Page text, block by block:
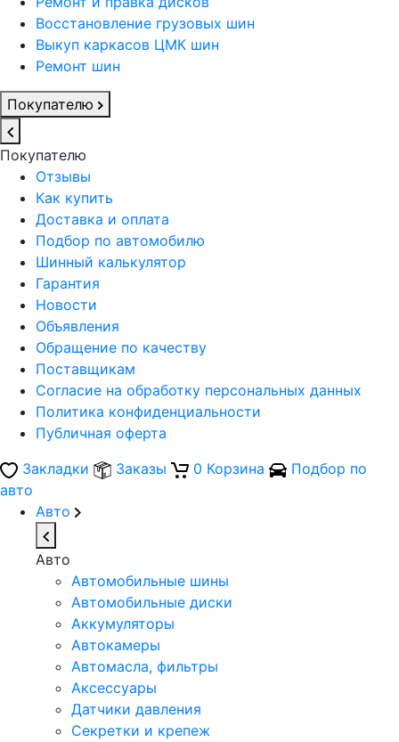
Восстановление грузовых шин
Выкуп каркасов ЦМК шин
Ремонт шин
Покупателю
Покупателю
Отзывы
Как купить
Доставка и оплата
Подбор по автомобилю
Шинный калькулятор
Гарантия
Новости
Объявления
Обращение по качеству
Поставщикам
Согласие на обработку персональных данных
Политика конфиденциальности
Публичная оферта
Закладки
Заказы 0 Корзина
Подбор по
авто
Авто
Авто
Автомобильные шины
Автомобильные диски
Аккумуляторы
Автокамеры
Автомасла, фильтры
Аксессуары
Датчики давления
Секретки и крепеж